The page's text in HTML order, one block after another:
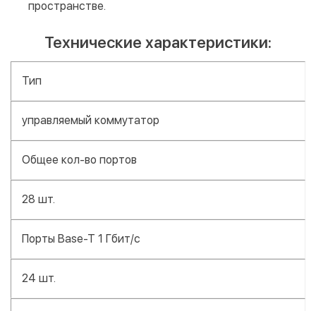
пространстве.
Технические характеристики:
Тип
управляемый коммутатор
Общее кол-во портов
28 шт.
Порты Base-T 1 Гбит/с
24 шт.